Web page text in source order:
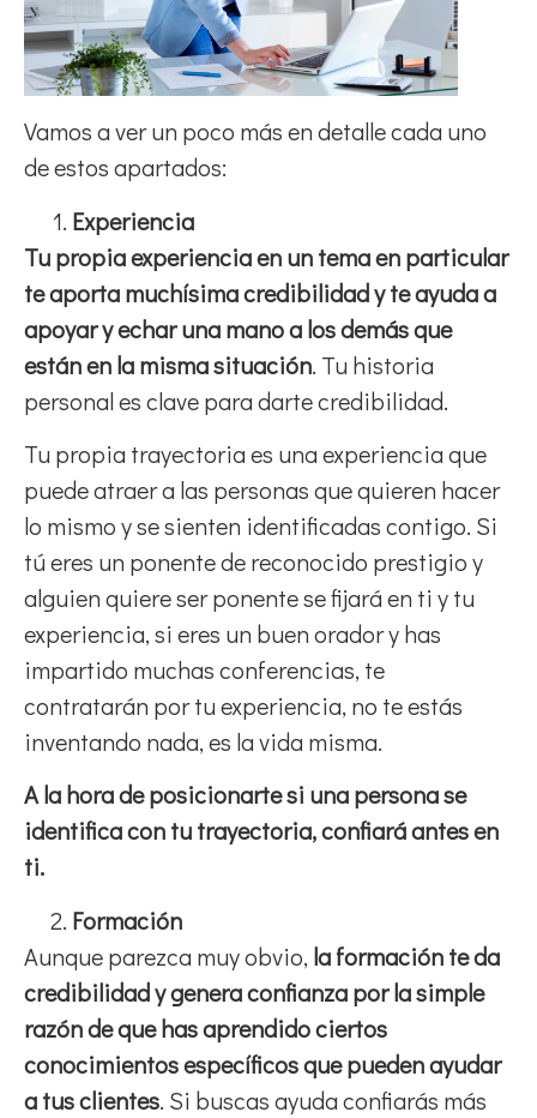
Vamos a ver un poco más en detalle cada uno
de estos apartados:
Experiencia
Tu propia experiencia en un tema en particular
te aporta muchísima credibilidad y te ayuda a
apoyar y echar una mano a los demás que
están en la misma situación. Tu historia
personal es clave para darte credibilidad.
Tu propia trayectoria es una experiencia que
puede atraer a las personas que quieren hacer
lo mismo y se sienten identificadas contigo. Si
tú eres un ponente de reconocido prestigio y
alguien quiere ser ponente se fijará en ti y tu
experiencia, si eres un buen orador y has
impartido muchas conferencias, te
contratarán por tu experiencia, no te estás
inventando nada, es la vida misma.
A la hora de posicionarte si una persona se
identifica con tu trayectoria, confiará antes en
ti.
Formación
Aunque parezca muy obvio, la formación te da
credibilidad y genera confianza por la simple
razón de que has aprendido ciertos
conocimientos específicos que pueden ayudar
a tus clientes. Si buscas ayuda confiarás más